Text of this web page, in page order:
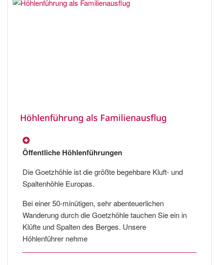
Höhlenführung als Familienausflug
Öffentliche Höhlenführungen
Die Goetzhöhle ist die größte begehbare Kluft- und
Spaltenhöhle Europas.
Bei einer 50-minütigen, sehr abenteuerlichen
Wanderung durch die Goetzhöhle tauchen Sie ein in
Klüfte und Spalten des Berges. Unsere
Höhlenführer nehme